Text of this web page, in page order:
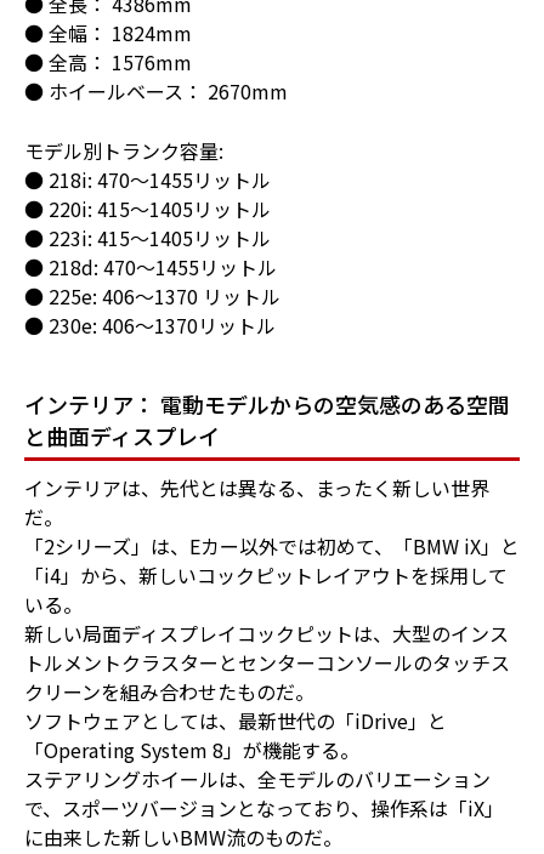
● 全幅： 1824mm
● 全高： 1576mm
● ホイールベース： 2670mm
モデル別トランク容量:
● 218i: 470～1455リットル
● 220i: 415～1405リットル
● 223i: 415～1405リットル
● 218d: 470～1455リットル
● 225e: 406～1370 リットル
● 230e: 406～1370リットル
インテリア： 電動モデルからの空気感のある空間
と曲面ディスプレイ
インテリアは、先代とは異なる、まったく新しい世界
だ。
「2シリーズ」は、Eカー以外では初めて、「BMW iX」と
「i4」から、新しいコックピットレイアウトを採用して
いる。
新しい局面ディスプレイコックピットは、大型のインス
トルメントクラスターとセンターコンソールのタッチス
クリーンを組み合わせたものだ。
ソフトウェアとしては、最新世代の「iDrive」と
「Operating System 8」が機能する。
ステアリングホイールは、全モデルのバリエーション
で、スポーツバージョンとなっており、操作系は「iX」
に由来した新しいBMW流のものだ。